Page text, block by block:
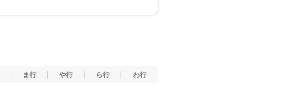
ま行 や行 ら行 わ行